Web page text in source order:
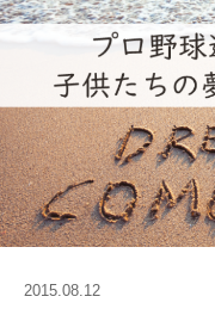
2015.08.12